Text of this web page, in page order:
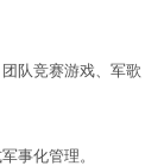
队竞赛游戏、军歌
事化管理。